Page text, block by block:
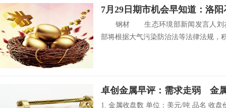
钢材 生态环境部新闻发言人刘友
部将根据大气污染防治法等法律法规，
卓创金属早评：需求走弱 金
1. 金属收盘数 单位：美元/吨 品名 收盘